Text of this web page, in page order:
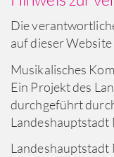
Die
auf dieser Website
Musikalisches
Ein Projekt des
durchgeführt
Landeshauptstadt